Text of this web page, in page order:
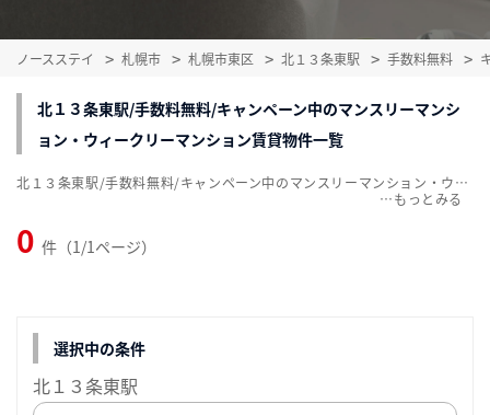
ノースステイ 札幌市 札幌市東区 北１３条東駅 手数料無料
北１３条東駅/手数料無料/キャンペーン中のマンスリーマンシ
ョン・ウィークリーマンション賃貸物件一覧
0 件（1/1ページ）
北１３条東駅/手数料無料/キャンペーン中のマンスリーマンション・ウィークリーマンション賃貸物件一覧を掲載中。敷金・礼金無料、家具・家電付をご紹介。こだわり条件での絞込みも簡単！
…
選択中の条件
北１３条東駅